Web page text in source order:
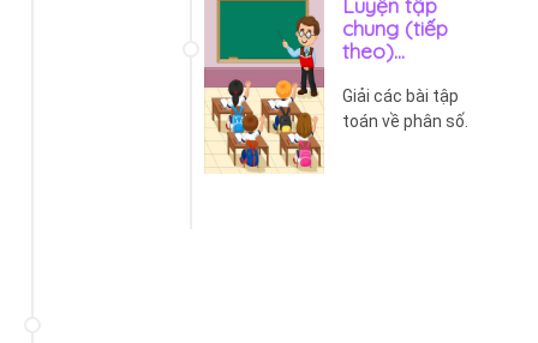
chung (tiếp
theo)...
Giải các bài tập
toán về phân số.